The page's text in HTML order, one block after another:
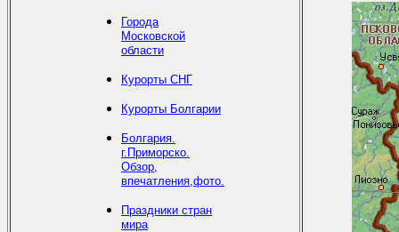
Города
Московской
области
Курорты СНГ
Курорты Болгарии
Болгария.
г.Приморско.
Обзор,
впечатления,фото.
Праздники стран
мира